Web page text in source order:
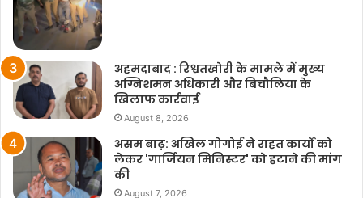
अहमदाबाद : रिश्वतखोरी के मामले में मुख्य
अग्निशमन अधिकारी और बिचौलिया के
खिलाफ कार्रवाई
August 8, 2026
असम बाढ़: अखिल गोगोई ने राहत कार्यों को
लेकर 'गार्जियन मिनिस्टर' को हटाने की मांग
की
August 7, 2026